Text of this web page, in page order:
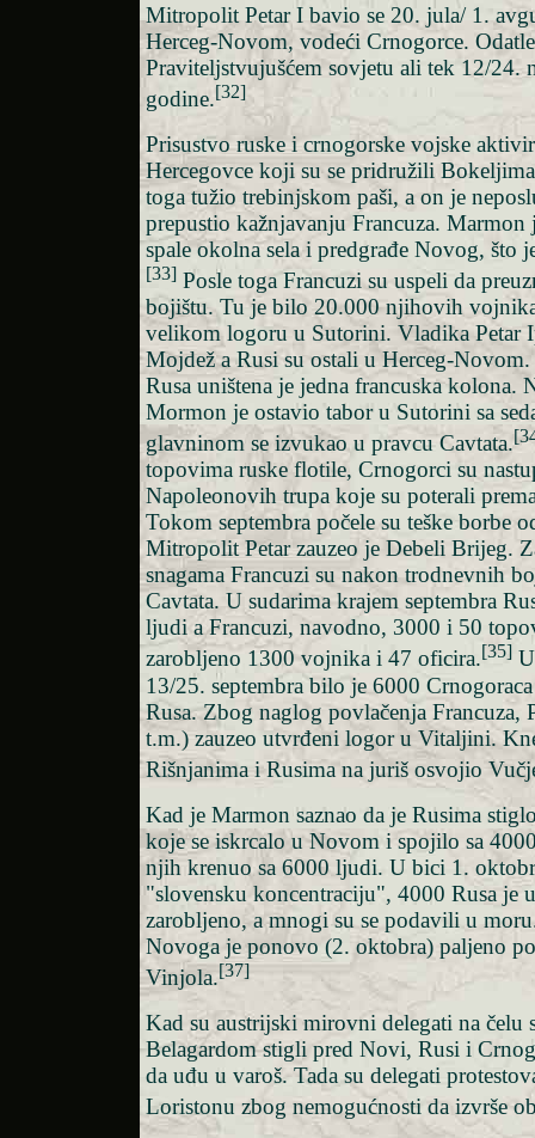
Mitropolit Petar I bavio se 20. jula/ 1.
Herceg-Novom, vodeći Crnogorce.
Praviteljstvujušćem sovjetu ali tek 12/24.
godine.[32]
Prisustvo ruske i crnogorske vojske
Hercegovce koji su se pridružili
toga tužio trebinjskom paši, a on je
prepustio kažnjavanju Francuza. Marmon
spale okolna sela i predgrađe Novog, što
[33] Posle toga Francuzi su uspeli da
bojištu. Tu je bilo 20.000 njihovih
velikom logoru u Sutorini. Vladika Petar
Mojdež a Rusi su ostali u Herceg-
Rusa uništena je jedna francuska kolona.
Mormon je ostavio tabor u Sutorini sa
glavninom se izvukao u pravcu Cavtata.
topovima ruske flotile, Crnogorci su
Napoleonovih trupa koje su poterali
Tokom septembra počele su teške borbe
Mitropolit Petar zauzeo je Debeli Brijeg.
snagama Francuzi su nakon trodnevnih
Cavtata. U sudarima krajem septembra
ljudi a Francuzi, navodno, 3000 i 50
zarobljeno 1300 vojnika i 47 oficira.[35]
13/25. septembra bilo je 6000
Rusa. Zbog naglog povlačenja Francuza,
t.m.) zauzeo utvrđeni logor u Vitaljini.
Rišnjanima i Rusima na juriš osvojio
Kad je Marmon saznao da je Rusima
koje se iskrcalo u Novom i spojilo sa
njih krenuo sa 6000 ljudi. U bici 1.
"slovensku koncentraciju", 4000 Rusa je
zarobljeno, a mnogi su se podavili u
Novoga je ponovo (2. oktobra) paljeno
Vinjola.[37]
Kad su austrijski mirovni delegati na čelu
Belagardom stigli pred Novi, Rusi i
da uđu u varoš. Tada su delegati
Loristonu zbog nemogućnosti da izvrše